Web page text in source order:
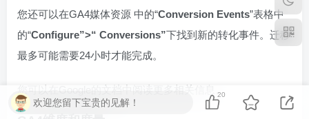
您还可以在GA4媒体资源 中的“Conversion Events”表格中
的“Configure”>“ Conversions”下找到新的转化事件。迁移
最多可能需要24小时才能完成。
您可以在Google的文档中阅读更多相关信息。
欢迎您留下宝贵的见解！
20